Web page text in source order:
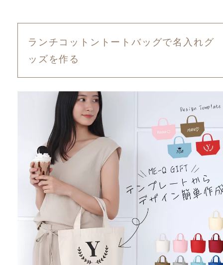
ランチコットントートバッグで名入れグ
ッズを作る